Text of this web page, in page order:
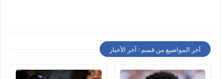
أخر المواضيع من قسم : آخر الأخبار